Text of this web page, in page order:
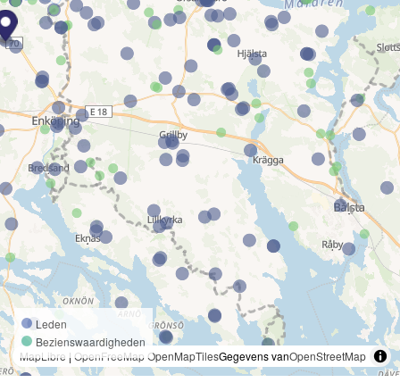
Leden
Bezienswaardigheden
MapLibre | OpenFreeMapOpenMapTilesGegevens vanOpenStreetMap